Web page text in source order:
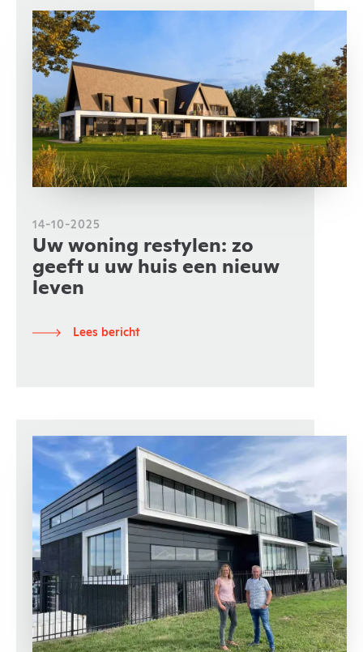
14-10-2025
Uw woning restylen: zo
geeft u uw huis een nieuw
leven
Lees bericht